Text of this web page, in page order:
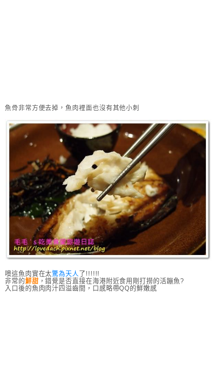
魚骨非常方便去掉，魚肉裡面也沒有其他小刺
噢這魚肉實在太驚為天人 了!!!!!!
非常的鮮甜，錯覺是否直接在海港附近食用剛打撈的活蹦魚?
入口後的魚肉肉汁四溢齒間，口感略帶QQ的鮮嫩感